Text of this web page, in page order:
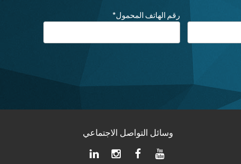
رقم الهاتف المحمول*
وسائل التواصل الاجتماعي